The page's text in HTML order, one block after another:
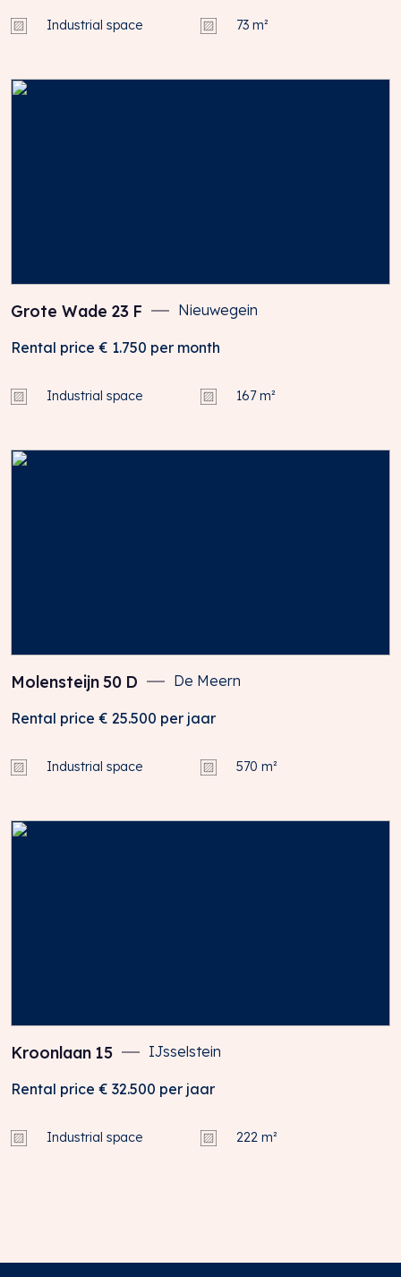
Industrial space 73 m²
Grote Wade 23 F Nieuwegein
Rental price € 1.750 per month
Industrial space 167 m²
Molensteijn50 D De Meern
Rental price € 25.500 per jaar
Industrial space 570 m²
Kroonlaan 15 IJsselstein
Rental price € 32.500 per jaar
Industrial space 222 m²